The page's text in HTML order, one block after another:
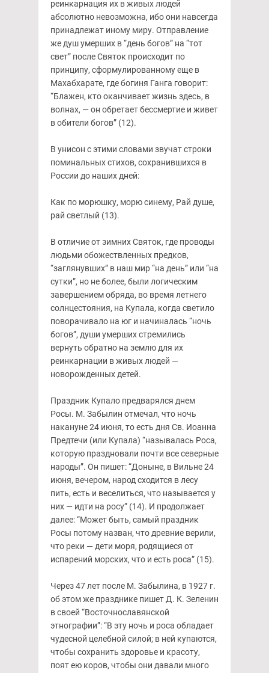
реинкарнация их в живых людей
абсолютно невозможна, ибо они навсегда
принадлежат иному миру. Отправление
же душ умерших в “день богов” на “тот
свет” после Святок происходит по
принципу, сформулированному еще в
Махабхарате, где богиня Ганга говорит:
“Блажен, кто оканчивает жизнь здесь, в
волнах, — он обретает бессмертие и живет
в обители богов” (12).
В унисон с этими словами звучат строки
поминальных стихов, сохранившихся в
России до наших дней:
Как по морюшку, морю синему, Рай душе,
рай светлый (13).
В отличие от зимних Святок, где проводы
людьми обожествленных предков,
“заглянувших” в наш мир “на день” или “на
сутки”, но не более, были логическим
завершением обряда, во время летнего
солнцестояния, на Купала, когда светило
поворачивало на юг и начиналась “ночь
богов”, души умерших стремились
вернуть обратно на землю для их
реинкарнации в живых людей —
новорожденных детей.
Праздник Купало предварялся днем
Росы. М. Забылин отмечал, что ночь
накануне 24 июня, то есть дня Св. Иоанна
Предтечи (или Купала) “называлась Роса,
которую праздновали почти все северные
народы”. Он пишет: “Доныне, в Вильне 24
июня, вечером, народ сходится в лесу
пить, есть и веселиться, что называется у
них — идти на росу” (14). И продолжает
далее: “Может быть, самый праздник
Росы потому назван, что древние верили,
что реки — дети моря, родящиеся от
испарений морских, что и есть роса” (15).
Через 47 лет после М. Забылина, в 1927 г.
об этом же празднике пишет Д. К. Зеленин
в своей “Восточнославянской
этнографии”: “В эту ночь и роса обладает
чудесной целебной силой; в ней купаются,
чтобы сохранить здоровье и красоту,
поят ею коров, чтобы они давали много